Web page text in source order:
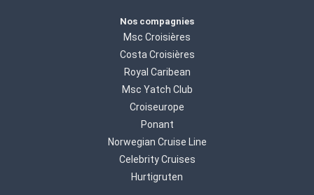
Nos compagnies
Msc Croisières
Costa Croisières
Royal Caribean
Msc Yatch Club
Croiseurope
Ponant
Norwegian Cruise Line
Celebrity Cruises
Hurtigruten